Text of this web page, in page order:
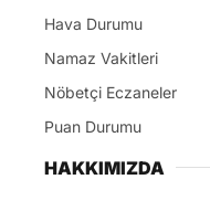
Hava Durumu
Namaz Vakitleri
Nöbetçi Eczaneler
Puan Durumu
HAKKIMIZDA